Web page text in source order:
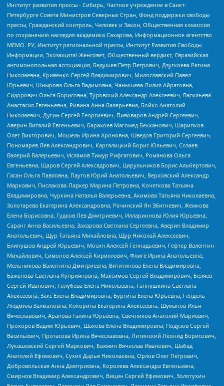
Институт развития прессы - Сибирь, Частное учреждение в Санкт-
Петербурге Совета Министров Северных Стран, Фонд поддержки свободы
прессы, Гражданский контроль, Человек и Закон, Общественная комиссия
по сохранению наследия академика Сахарова, Информационное агентство
МЕМО. РУ, Институт региональной прессы, Институт Развития Свободы
Информации, Экозащита!-Женсовет, Общественный вердикт, Евразийская
антимонопольная ассоциация, Бедушев Петр Петрович, Дзугкоева Регина
Николаевна, Кривенко Сергей Владимирович, Милославский Павел
Юрьевич, Шнырова Ольга Вадимовна, Чанышева Лилия Айратовна,
Сидорович Ольга Борисовна, Туровский Александр Алексеевич, Васильева
Анастасия Евгеньевна, Ривина Анна Валерьевна, Бойко Анатолий
Николаевич, Дугин Сергей Георгиевич, Пивоваров Андрей Сергеевич,
Аверин Виталий Евгеньевич, Барахоев Магомед Бекханович, Шарипков
Олег Викторович, Мошель Ирина Ароновна, Шведов Григорий Сергеевич,
Пономарев Лев Александрович, Каргалицкий Борис Юльевич, Созаев
Валерий Валерьевич, Исламов Тимур Рифгатович, Романова Ольга
Евгеньевна, Щаров Сергей Алексадрович, Цирульников Борис Альбертович,
Гасан Ольга Павловна, Паутов Юрий Анатольевич, Верховский Александр
Маркович, Пислакова-Паркер Марина Петровна, Кочеткова Татьяна
Владимировна, Чуркина Наталья Валерьевна, Акимова Татьяна Николаевна,
Золотарева Екатерина Александровна, Рачинский Ян Збигневич, Жемкова
Елена Борисовна, Гудков Лев Дмитриевич, Илларионова Юлия Юрьевна,
Саранг Анна Васильевна, Захарова Светлана Сергеевна, Аверин Владимир
Анатольевич, Щур Татьяна Михайловна, Щур Николай Алексеевич,
Блинушов Андрей Юрьевич, Мосин Алексей Геннадьевич, Гефтер Валентин
Михайлович, Симонов Алексей Кириллович, Флиге Ирина Анатольевна,
Мельникова Валентина Дмитриевна, Вититинова Елена Владимировна,
Баженова Светлана Куприяновна, Максимов Сергей Владимирович, Беляев
Сергей Иванович, Голубева Елена Николаевна, Ганнушкина Светлана
Алексеевна, Закс Елена Владимировна, Буртина Елена Юрьевна, Гендель
Людмила Залмановна, Кокорина Екатерина Алексеевна, Шуманов Илья
Вячеславович, Арапова Галина Юрьевна, Свечников Анатолий Мариевич,
Прохоров Вадим Юрьевич, Шахова Елена Владимировна, Подузов Сергей
Васильевич, Протасова Ирина Вячеславовна, Литинский Леонид Борисович,
Лукашевский Сергей Маркович, Бахмин Вячеслав Иванович, Шабад
Анатолий Ефимович, Сухих Дарья Николаевна, Орлов Олег Петрович,
Добровольская Анна Дмитриевна, Королева Александра Евгеньевна,
Смирнов Владимир Александрович, Вицин Сергей Ефимович, Золотухин